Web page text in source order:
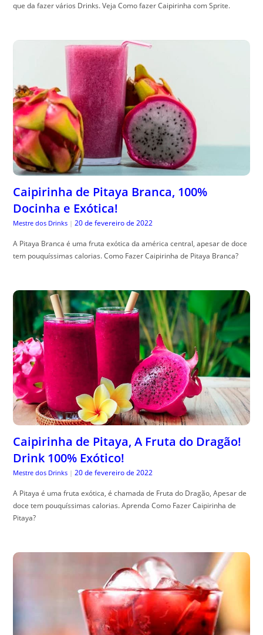
que da fazer vários Drinks. Veja Como fazer Caipirinha com Sprite.
Caipirinha de Pitaya Branca, 100%
Docinha e Exótica!
Mestre dos Drinks | 20 de fevereiro de 2022
A Pitaya Branca é uma fruta exótica da américa central, apesar de doce
tem pouquíssimas calorias. Como Fazer Caipirinha de Pitaya Branca?
Caipirinha de Pitaya, A Fruta do Dragão!
Drink 100% Exótico!
Mestre dos Drinks | 20 de fevereiro de 2022
A Pitaya é uma fruta exótica, é chamada de Fruta do Dragão, Apesar de
doce tem pouquíssimas calorias. Aprenda Como Fazer Caipirinha de
Pitaya?